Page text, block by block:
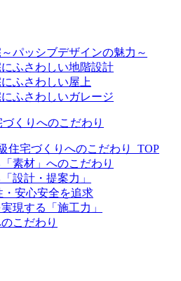
パッシブデザインの魅力～
ふさわしい地階設計
ふさわしい屋上
ふさわしいガレージ
くりへのこだわり
住宅づくりへのこだわり_TOP
素材」へのこだわり
設計・提案力」
・安心安全を追求
現する「施工力」
こだわり